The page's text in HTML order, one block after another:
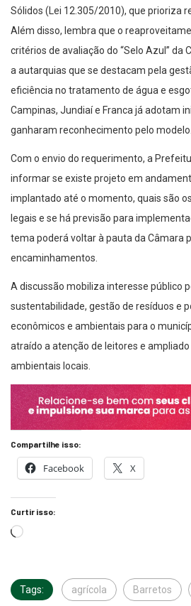
Sólidos (Lei 12.305/2010), que prioriza
Além disso, lembra que o
critérios de avaliação do “Selo Azul” da
a autarquias que se destacam pela
eficiência no tratamento de água e
Campinas, Jundiaí e Franca já adotam
ganharam reconhecimento pelo modelo.
Com o envio do requerimento, a
informar se existe projeto em
implantado até o momento, quais são
legais e se há previsão para
tema poderá voltar à pauta da Câmara
encaminhamentos.
A discussão mobiliza interesse público
sustentabilidade, gestão de resíduos e
econômicos e ambientais para o
atraído a atenção de leitores e
ambientais locais.
Compartilhe isso:
Facebook X
Curtir isso:
Tags: agrícola Barretos